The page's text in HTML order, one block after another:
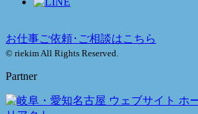
お仕事ご依頼･ご相談はこちら
© riekim All Rights Reserved.
Partner